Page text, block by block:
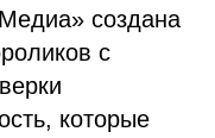
создана
с
которые